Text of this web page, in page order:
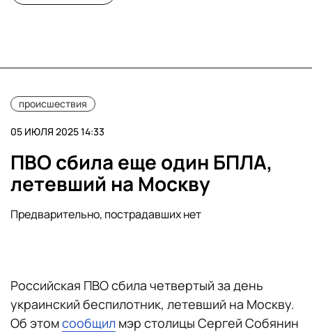
происшествия
05 ИЮЛЯ 2025 14:33
ПВО сбила еще один БПЛА,
летевший на Москву
Предварительно, пострадавших нет
Российская ПВО сбила четвертый за день
украинский беспилотник, летевший на Москву.
Об этомсообщил мэр столицы Сергей Собянин